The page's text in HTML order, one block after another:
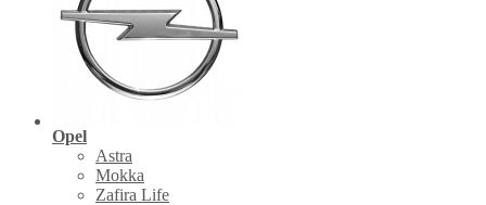
Opel
Astra
Mokka
Zafira Life